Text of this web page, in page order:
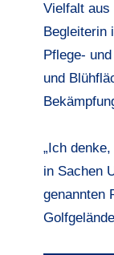
Vielfalt aus
Begleiterin
Pflege-
und
„Ich
in Sachen
genannten